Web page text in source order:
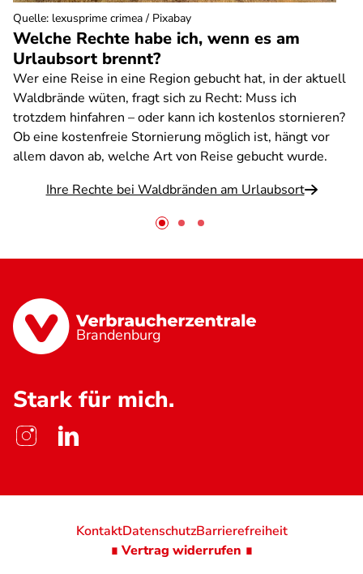
Welche Rechte habe ich, wenn es am
Urlaubsort brennt?
Wer eine Reise in eine Region gebucht hat, in der aktuell
Waldbrände wüten, fragt sich zu Recht: Muss ich
trotzdem hinfahren – oder kann ich kostenlos stornieren?
Ob eine kostenfreie Stornierung möglich ist, hängt vor
allem davon ab, welche Art von Reise gebucht wurde.
Ihre Rechte bei Waldbränden am Urlaubsort
Quelle: lexusprime crimea / Pixabay
Brandenburg
Stark für mich.
KontaktDatenschutzBarrierefreiheit
∎ Vertrag widerrufen ∎